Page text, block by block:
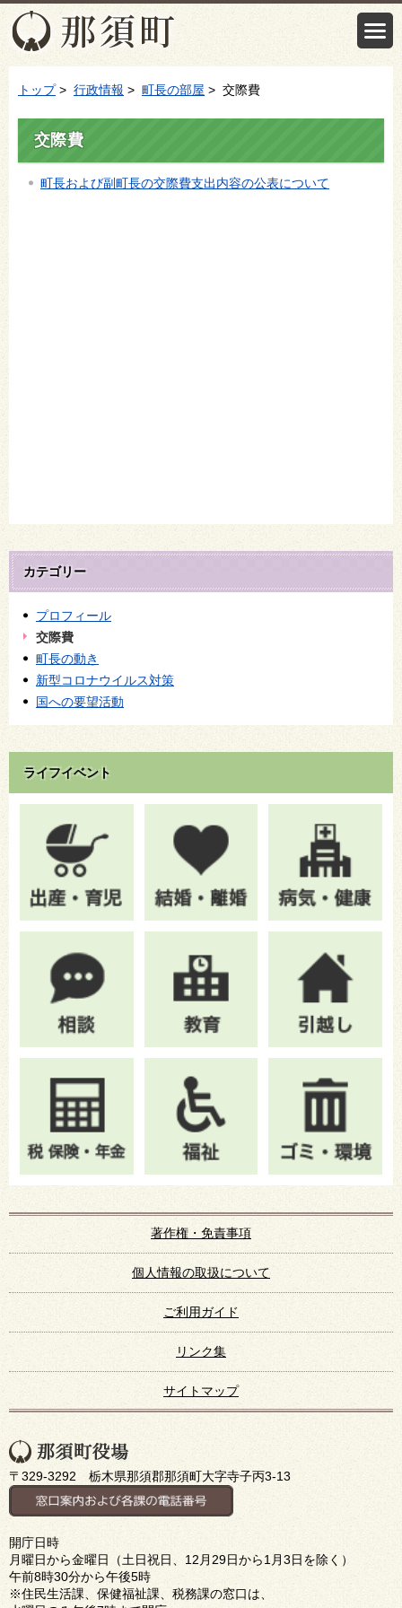
トップ> 行政情報 > 町長の部屋 > 交際費
交際費
町長および副町長の交際費支出内容の公表について
カテゴリー
プロフィール
交際費
町長の動き
新型コロナウイルス対策
国への要望活動
ライフイベント
著作権・免責事項
個人情報の取扱について
ご利用ガイド
リンク集
サイトマップ
〒329-3292 栃木県那須郡那須町大字寺子丙3-13
開庁日時
月曜日から金曜日（土日祝日、12月29日から1月3日を除く）
午前8時30分から午後5時
※住民生活課、保健福祉課、税務課の窓口は、